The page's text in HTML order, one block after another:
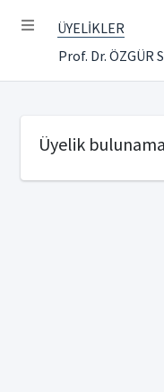
ÜYELİKLER
Prof. Dr. ÖZGÜR
Üyelik